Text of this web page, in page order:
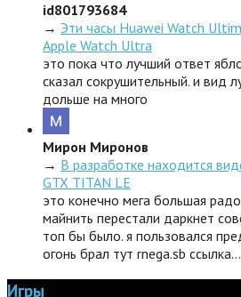
id801793684
→ Эти часы Huawei Watch
Apple Watch Ultra
это пока что лучший ответ
сказал сокрушительный. и вид
дольше на много
Мирон Миронов
→ В разработке находится
GTX TITAN LE
это конечно мега большая
майнить перестали даркнет
топ бы было. я пользовался
огонь брал тут rnega.sb
Игры